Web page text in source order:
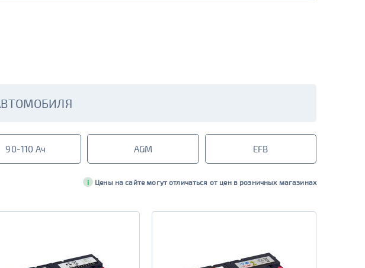
90-110 Ач AGM EFB
i Цены на сайте могут отличаться от цен в розничных магазинах